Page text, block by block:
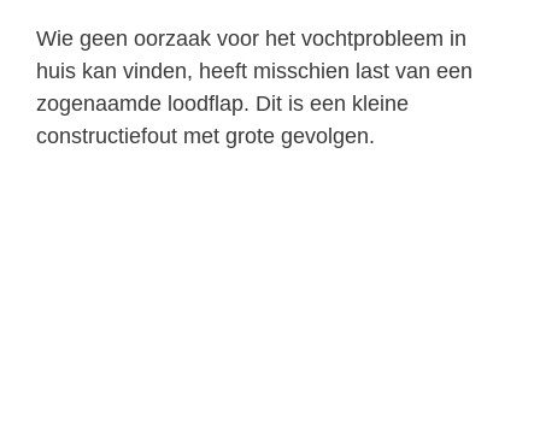
Wie geen oorzaak voor het vochtprobleem in
huis kan vinden, heeft misschien last van een
zogenaamde loodflap. Dit is een kleine
constructiefout met grote gevolgen.